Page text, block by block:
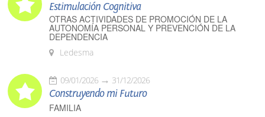
Estimulación Cognitiva
OTRAS ACTIVIDADES DE PROMOCIÓN DE LA
AUTONOMÍA PERSONAL Y PREVENCIÓN DE LA
DEPENDENCIA
Ledesma
09/01/2026 31/12/2026
Construyendo mi Futuro
FAMILIA